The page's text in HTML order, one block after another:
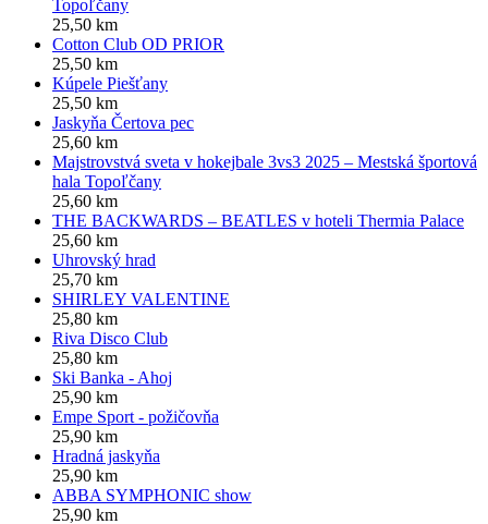
Topoľčany
25,50 km
Cotton Club OD PRIOR
25,50 km
Kúpele Piešťany
25,50 km
Jaskyňa Čertova pec
25,60 km
Majstrovstvá sveta v hokejbale 3vs3 2025 – Mestská športová
hala Topoľčany
25,60 km
THE BACKWARDS – BEATLES v hoteli Thermia Palace
25,60 km
Uhrovský hrad
25,70 km
SHIRLEY VALENTINE
25,80 km
Riva Disco Club
25,80 km
Ski Banka - Ahoj
25,90 km
Empe Sport - požičovňa
25,90 km
Hradná jaskyňa
25,90 km
ABBA SYMPHONIC show
25,90 km